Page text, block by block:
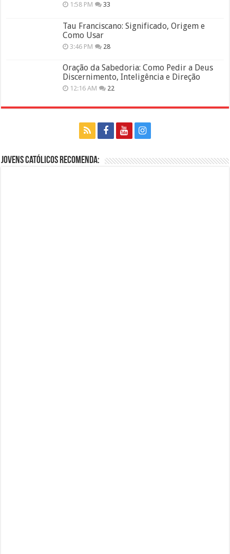
1:58 PM 33
Tau Franciscano: Significado, Origem e
Como Usar
3:46 PM 28
Oração da Sabedoria: Como Pedir a Deus
Discernimento, Inteligência e Direção
12:16 AM 22
Jovens Católicos Recomenda: